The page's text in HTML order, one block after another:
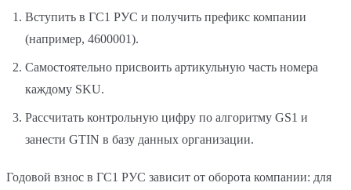
Вступить в ГС1 РУС и получить префикс компании
(например, 4600001).
Самостоятельно присвоить артикульную часть номера
каждому SKU.
Рассчитать контрольную цифру по алгоритму GS1 и
занести GTIN в базу данных организации.
Годовой взнос в ГС1 РУС зависит от оборота компании: для